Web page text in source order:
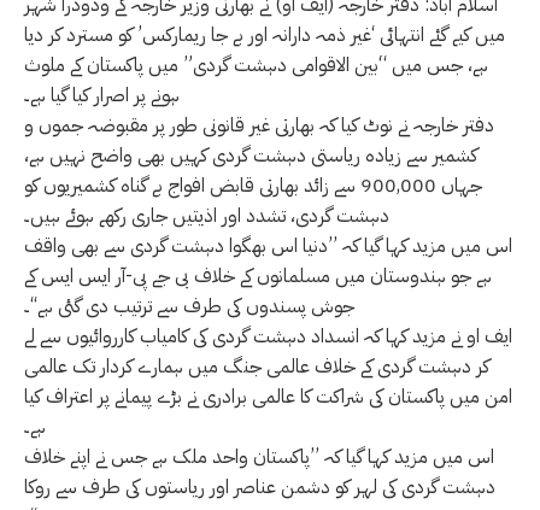
میں کیے گئے انتہائی ‘غیر ذمہ دارانہ اور بے جا ریمارکس’ کو مسترد کر دیا
ہے، جس میں “بین الاقوامی دہشت گردی” میں پاکستان کے ملوث
ہونے پر اصرار کیا گیا ہے۔
دفتر خارجہ نے نوٹ کیا کہ بھارتی غیر قانونی طور پر مقبوضہ جموں و
کشمیر سے زیادہ ریاستی دہشت گردی کہیں بھی واضح نہیں ہے،
جہاں 900,000 سے زائد بھارتی قابض افواج بے گناہ کشمیریوں کو
دہشت گردی، تشدد اور اذیتیں جاری رکھے ہوئے ہیں۔
اس میں مزید کہا گیا کہ ’’دنیا اس بھگوا دہشت گردی سے بھی واقف
ہے جو ہندوستان میں مسلمانوں کے خلاف بی جے پی-آر ایس ایس کے
جوش پسندوں کی طرف سے ترتیب دی گئی ہے‘‘۔
ایف او نے مزید کہا کہ انسداد دہشت گردی کی کامیاب کارروائیوں سے لے
کر دہشت گردی کے خلاف عالمی جنگ میں ہمارے کردار تک عالمی
امن میں پاکستان کی شراکت کا عالمی برادری نے بڑے پیمانے پر اعتراف کیا
ہے۔
اس میں مزید کہا گیا کہ ’’پاکستان واحد ملک ہے جس نے اپنے خلاف
دہشت گردی کی لہر کو دشمن عناصر اور ریاستوں کی طرف سے روکا